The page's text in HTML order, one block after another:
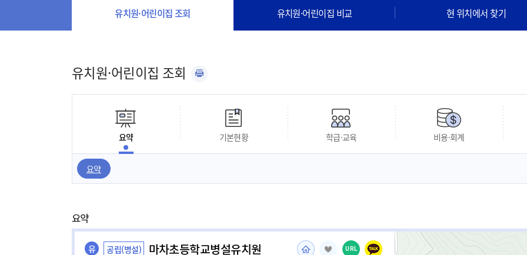
유치원·어린이집 조회 유치원·어린이집 비교 현 위치에서 찾기
유치원·어린이집 조회
요약 기본현황 학급·교육 비용·회계
요약
요약
유 공립(병설) 마차초등학교병설유치원 URL